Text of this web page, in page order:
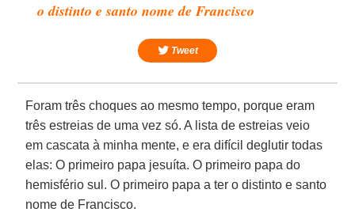
o distinto e santo nome de Francisco
Tweet
Foram três choques ao mesmo tempo, porque eram
três estreias de uma vez só. A lista de estreias veio
em cascata à minha mente, e era difícil deglutir todas
elas: O primeiro papa jesuíta. O primeiro papa do
hemisfério sul. O primeiro papa a ter o distinto e santo
nome de Francisco.